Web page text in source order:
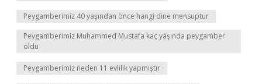
Peygamberimiz 40 yaşından önce hangi dine mensuptur
Peygamberimiz Muhammed Mustafa kaç yaşında peygamber
oldu
Peygamberimiz neden 11 evlilik yapmıştır